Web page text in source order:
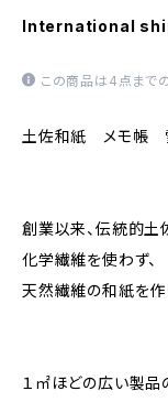
International
この商品は4点まで
土佐和紙 メモ帳
創業以来、伝統的土
化学繊維を使わず、
天然繊維の和紙を作
１㎡ほどの広い製品